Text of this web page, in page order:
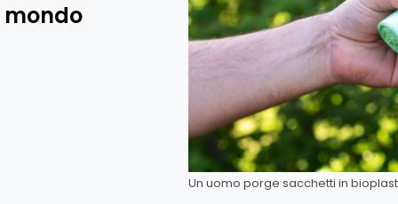
Un uomo porge sacchetti in